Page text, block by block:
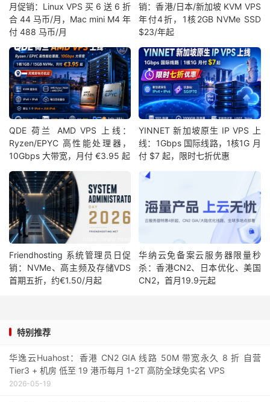
月促销：Linux VPS 买 6 送 6 折
合 44 马币/月，Mac mini M4 年
付 488 马币/月
销：香港/日本/新加坡 KVM VPS
年付4折，1核2GB NVMe SSD
$23/年起
QDE 荷兰 AMD VPS 上线：
Ryzen/EPYC 高性能处理器，
10Gbps 大带宽，月付 €3.95 起
YINNET 新加坡原生 IP VPS 上
线：1Gbps 国际线路，1核1G 月
付 $7 起，限时七折优惠
Friendhosting 系统管理员日促
销：NVMe、高主频及存储VDS
首期五折，约€1.50/月起
华纳云免备案云服务器限量秒
杀：香港CN2、日本优化、美国
CN2，首月19.9元起
特别推荐
华逸云Huahost：香港 CN2 GIA 线路 50M 带宽永久 8 折 自营
Tier3 + 机房 低至 19 港币每月 1-2T 高防全球免实名 VPS
2026-05-19